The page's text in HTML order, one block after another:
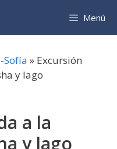
Menú
Sofía » Excursión
y lago
a la
y lago